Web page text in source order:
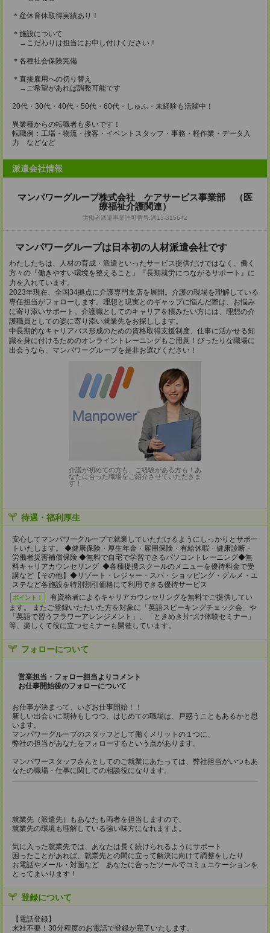
＊産休育休取得実績あり！
＊施設について
→こだわりは担当にお申し付けください！
＊各種社会保険完備
＊直接雇用への切り替え
→ご希望があれば調整可能です
20代・30代・40代・50代・60代・しゅふ・未経験も活躍中！
異業種からの転職者も多いです！
転職例：工場・物流・接客・イベントスタッフ・事務・軽作業・データ入
力 などなど
派遣会社情報
マンパワーグループ株式会社 ケアサービス事業部 （医
療福祉介護関連）
労働者派遣事業許可番号:派13-315642
マンパワーグループは日本初の人材派遣会社です
わたしたちは、人材の育成・派遣といったサービス提供だけではなく、働く
方々の『働きやすい環境を整えること』『長期就労につながるサポート』に
力を入れています。
2023年現在、全国34拠点に介護専門支店を展開。介護の現場を理解している
専任担当がフォローします。理想と現実とのギャップに悩んだ際は、お悩み
に寄り添いサポート。介護職としてのキャリアを積みたい方には、理想の介
護職員としての姿に寄り添い就業先をお探しします。
中長期的なキャリアパス形成のための資格取得支援制度、仕事に活かせる知
識を身に付けるためのオンライントレーニングもご用意！ぴったりな職場に
出会うなら、マンパワーグループを是非お選びください！
介護が初めての方も、ご経験がある方も！あ
なたに合った職場をご紹介させていただきま
す！
待遇・福利厚生
安心してマンパワーグループで就業していただけるようにしっかりとサポー
トいたします。 ◆健康保険・厚生年金・雇用保険・有給休暇・健康診断・
労働者災害補償保険 ◆無料で自宅で学習できるパソコントレーニング◆無
料キャリアカウンセリング ◆各種提携スクールのメニューを優待料金で受
講など【その他】◆リゾート・レジャー・スパ・ショッピング・グルメ・エ
ステなど各施設を特別割引価格にて利用できる優待サービス
ポイント！
有資格者によるキャリアカウンセリングを無料でご提供してい
ます。 またご登録いただいた方を対象に「英語スピーキングチェック会」や
「英語で習うフラワーアレンジメント」、「ときめき片づけ体験セミナー」
等、楽しくて役に立つセミナーも開催しています。
フォローについて
営業担当・フォロー担当よりコメント
お仕事開始後のフォローについて
お仕事が決まって、いざお仕事開始！！
新しい出会いに期待もしつつ、はじめての職場は、戸惑うこともあるかと思
います。
マンパワーグループのスタッフとして働くメリットの１つに、
弊社の担当があなたをフォローするという点があります。
マンパワースタッフさんとしてのご就業にあたっては、弊社担当がいつもあ
なたの職場・仕事に関しての相談役になります。
就業先（派遣先）もあなたも両者を担当しますので、
就業先の環境も理解している強い味方になれますよ。
気に入った就業先では、あなたは長く続けられるようにサポート
困ったことがあれば、就業先との間に立って解決に向けて調整をしたり
お電話やメール・対面など あなたに合ったツールでコミュニケーションを
とってまいります！
登録について
【電話登録】
来社不要！30分程度のお電話で登録が完了いたします。